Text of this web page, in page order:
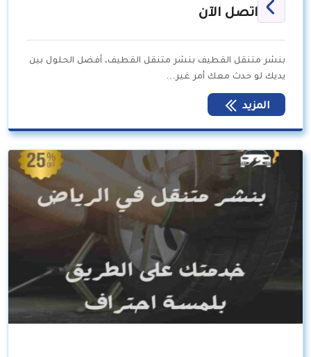
اتصل الآن
بنشر متنقل القطيف بنشر متنقل القطيف، أفضل الحلول بين
يديك لو حدث معك أمر غير…
المزيد